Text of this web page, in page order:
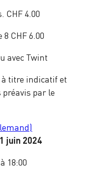
CHF 4.00
CHF 6.00
avec Twint
titre indicatif et
par le
juin 2024
18:00